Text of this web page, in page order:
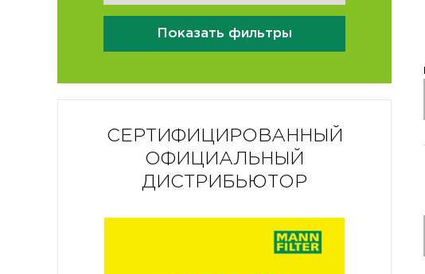
Показать фильтры
СЕРТИФИЦИРОВАННЫЙ
ОФИЦИАЛЬНЫЙ
ДИСТРИБЬЮТОР